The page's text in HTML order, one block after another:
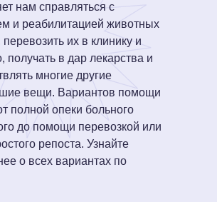
нам справляться с
и реабилитацией животных
их в клинику и
получать в дар лекарства и
многие другие
вещи. Вариантов помощи
полной опеки больного
до помощи перевозкой или
репоста. Узнайте
о всех вариантах по